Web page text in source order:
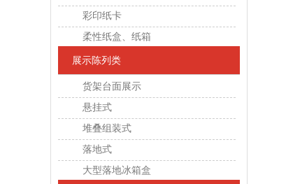
彩印纸卡
柔性纸盒、纸箱
展示陈列类
货架台面展示
悬挂式
堆叠组装式
落地式
大型落地冰箱盒